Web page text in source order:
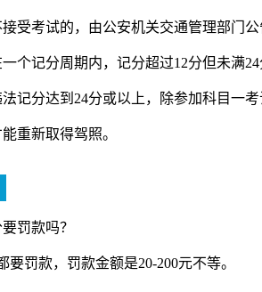
受考试的，由公安机关交通管理部门
个记分周期内，记分超过12分但未满
记分达到24分或以上，除参加科目一
重新取得驾照。
罚款吗？
要罚款，罚款金额是20-200元不等。